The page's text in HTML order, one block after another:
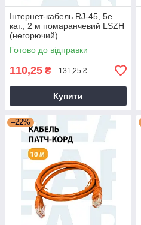
Інтернет-кабель RJ-45, 5е
кат., 2 м помаранчевий LSZH
(негорючий)
Готово до відправки
110,25 ₴ 131,25 ₴
Купити
–22%